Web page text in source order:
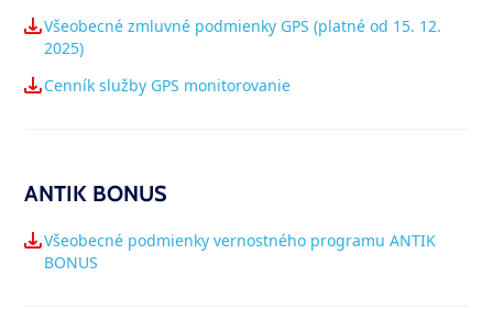
Všeobecné zmluvné podmienky GPS (platné od 15. 12.
2025)
Cenník služby GPS monitorovanie
ANTIK BONUS
Všeobecné podmienky vernostného programu ANTIK
BONUS